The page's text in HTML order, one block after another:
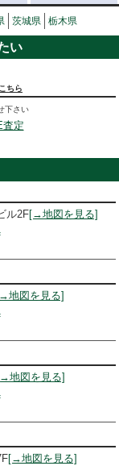
茨城県 栃木県
い
ちら
下さい
査定
ル2F[→地図を見る]
地図を見る]
地図を見る]
[→地図を見る]